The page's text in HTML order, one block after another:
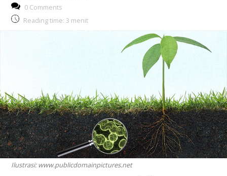
0 Comments
Reading time: 3 menit
Ilustrasi: www.publicdomainpictures.net